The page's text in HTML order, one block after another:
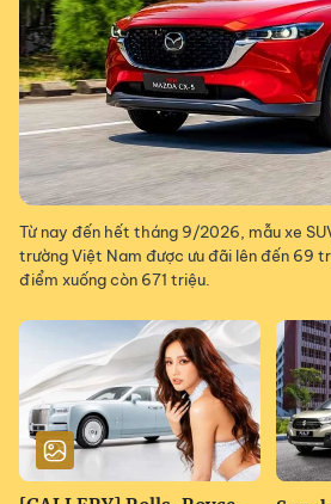
Từ nay đến hết tháng 9/2026, mẫu xe
trường Việt Nam được ưu đãi lên đến 69
điểm xuống còn 671 triệu.